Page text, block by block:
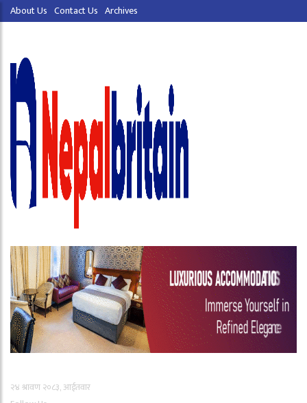
About Us Contact Us Archives
२४ श्रावण २०८३, आईतवार